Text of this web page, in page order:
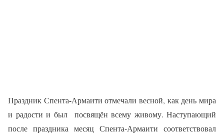
Праздник Спента-Армаити отмечали весной, как день мира
и радости и был
посвящён всему живому. Наступающий
после праздника месяц Спента-Армаити соответствовал